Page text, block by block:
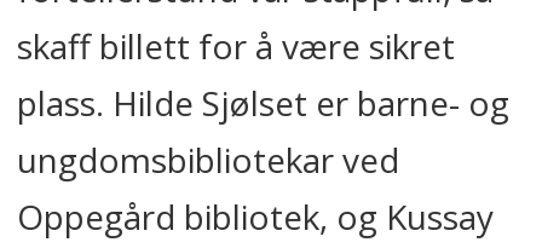
skaff billett for å være sikret
plass. Hilde Sjølset er barne- og
ungdomsbibliotekar ved
Oppegård bibliotek, og Kussay